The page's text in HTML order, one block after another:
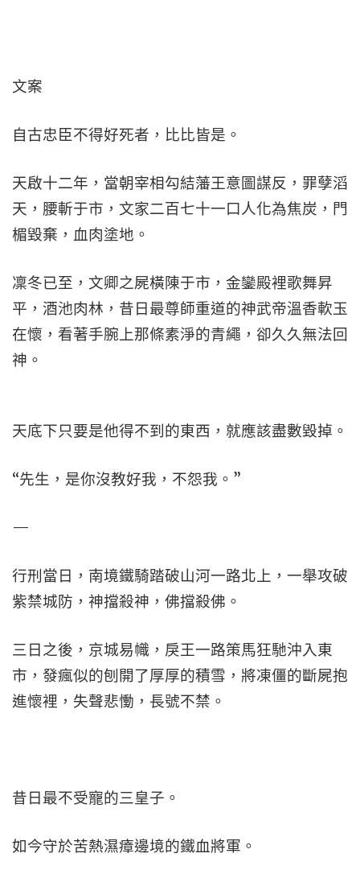
文案
自古忠臣不得好死者，比比皆是。
天啟十二年，當朝宰相勾結藩王意圖謀反，罪孽滔
天，腰斬于市，文家二百七十一口人化為焦炭，門
楣毀棄，血肉塗地。
凜冬已至，文卿之屍橫陳于市，金鑾殿裡歌舞昇
平，酒池肉林，昔日最尊師重道的神武帝溫香軟玉
在懷，看著手腕上那條素淨的青繩，卻久久無法回
神。
天底下只要是他得不到的東西，就應該盡數毀掉。
“先生，是你沒教好我，不怨我。”
—
行刑當日，南境鐵騎踏破山河一路北上，一舉攻破
紫禁城防，神擋殺神，佛擋殺佛。
三日之後，京城易幟，戾王一路策馬狂馳沖入東
市，發瘋似的刨開了厚厚的積雪，將凍僵的斷屍抱
進懷裡，失聲悲慟，長號不禁。
昔日最不受寵的三皇子。
如今守於苦熱濕瘴邊境的鐵血將軍。